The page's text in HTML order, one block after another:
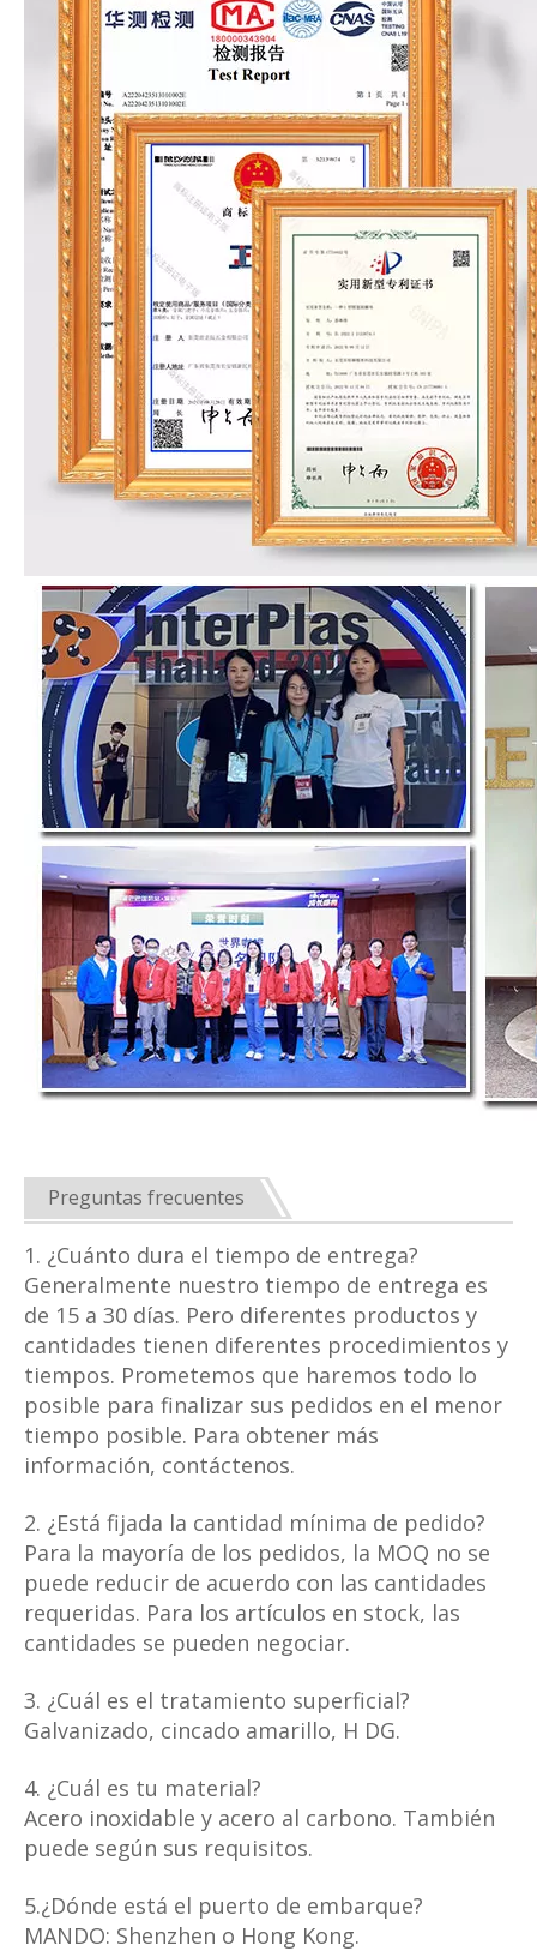
Preguntas frecuentes
1. ¿Cuánto dura el tiempo de entrega?
Generalmente nuestro tiempo de entrega es
de 15 a 30 días. Pero diferentes productos y
cantidades tienen diferentes procedimientos y
tiempos. Prometemos que haremos todo lo
posible para finalizar sus pedidos en el menor
tiempo posible. Para obtener más
información, contáctenos.
2. ¿Está fijada la cantidad mínima de pedido?
Para la mayoría de los pedidos, la MOQ no se
puede reducir de acuerdo con las cantidades
requeridas. Para los artículos en stock, las
cantidades se pueden negociar.
3. ¿Cuál es el tratamiento superficial?
Galvanizado, cincado amarillo, H DG.
4. ¿Cuál es tu material?
Acero inoxidable y acero al carbono. También
puede según sus requisitos.
5.¿Dónde está el puerto de embarque?
MANDO: Shenzhen o Hong Kong.